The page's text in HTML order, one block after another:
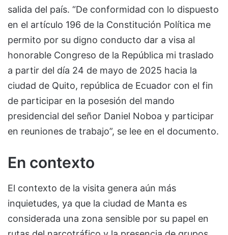
salida del país. “De conformidad con lo dispuesto
en el artículo 196 de la Constitución Política me
permito por su digno conducto dar a visa al
honorable Congreso de la República mi traslado
a partir del día 24 de mayo de 2025 hacia la
ciudad de Quito, república de Ecuador con el fin
de participar en la posesión del mando
presidencial del señor Daniel Noboa y participar
en reuniones de trabajo”, se lee en el documento.
En contexto
El contexto de la visita genera aún más
inquietudes, ya que la ciudad de Manta es
considerada una zona sensible por su papel en